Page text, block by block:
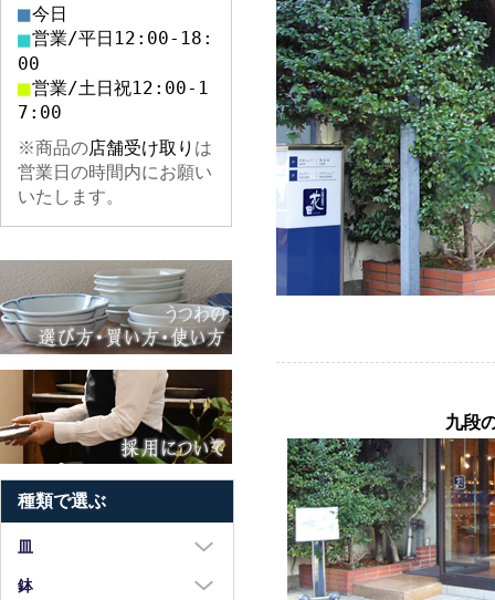
九段
■今日
■営業/平日12:00-18:
00
■営業/土日祝12:00-1
7:00
※商品の店舗受け取り は
営業日の時間内にお願い
いたします。
種類で選ぶ
皿
大皿（8寸以上）
鉢